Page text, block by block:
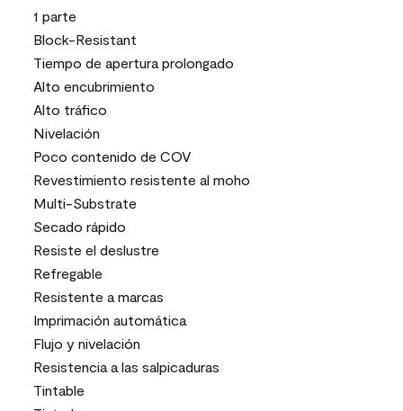
1 parte
Block-Resistant
Tiempo de apertura prolongado
Alto encubrimiento
Alto tráfico
Nivelación
Poco contenido de COV
Revestimiento resistente al moho
Multi-Substrate
Secado rápido
Resiste el deslustre
Refregable
Resistente a marcas
Imprimación automática
Flujo y nivelación
Resistencia a las salpicaduras
Tintable